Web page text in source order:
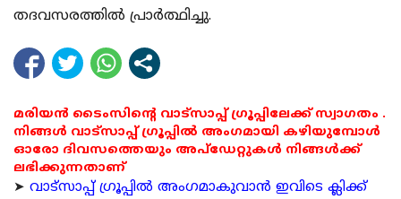
തദവസരത്തില്‍ പ്രാര്‍ത്ഥിച്ചു.
മരിയൻ ടൈംസിന്റെ വാട്സാപ്പ് ഗ്രൂപ്പിലേക്ക് സ്വാഗതം .
നിങ്ങൾ വാട്സാപ്പ് ഗ്രൂപ്പിൽ അംഗമായി കഴിയുമ്പോൾ
ഓരോ ദിവസത്തെയും അപ്ഡേറ്റുകൾ നിങ്ങൾക്ക്
ലഭിക്കുന്നതാണ്
➤ വാട്സാപ്പ് ഗ്രൂപ്പിൽ അംഗമാകുവാൻ ഇവിടെ ക്ലിക്ക്